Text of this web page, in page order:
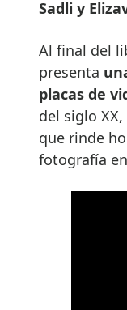
Sadli y
Al final del
presenta
placas de
del siglo
que rinde
fotografía